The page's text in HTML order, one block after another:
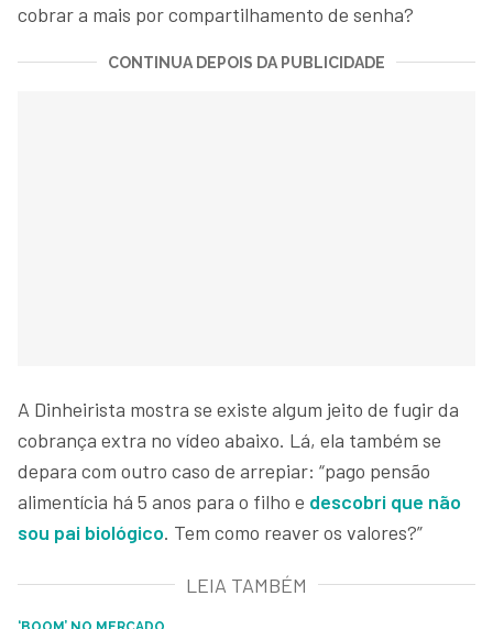
cobrar a mais por compartilhamento de senha?
CONTINUA DEPOIS DA PUBLICIDADE
A Dinheirista mostra se existe algum jeito de fugir da
cobrança extra no vídeo abaixo. Lá, ela também se
depara com outro caso de arrepiar: “pago pensão
alimentícia há 5 anos para o filho e descobri que não
sou pai biológico. Tem como reaver os valores?”
LEIA TAMBÉM